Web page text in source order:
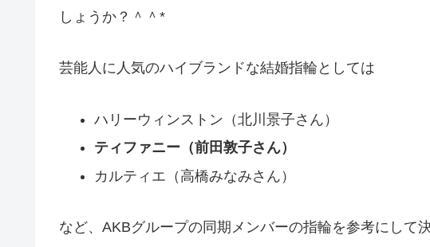
しょうか？＾＾*
芸能人に人気のハイブランドな結婚指輪としては
ハリーウィンストン（北川景子さん）
ティファニー（前田敦子さん）
カルティエ（高橋みなみさん）
など、AKBグループの同期メンバーの指輪を参考にして